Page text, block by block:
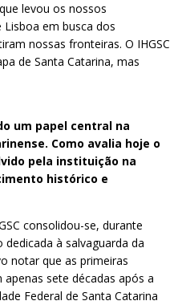
levou os nossos
em busca dos
nossas fronteiras. O IHGSC
de Santa Catarina, mas
um papel central na
Como avalia hoje o
pela instituição na
histórico e
consolidou-se, durante
à salvaguarda da
notar que as primeiras
sete décadas após a
Federal de Santa Catarina